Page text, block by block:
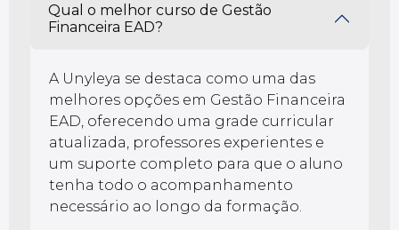
Qual o melhor curso de Gestão
Financeira EAD?
A Unyleya se destaca como uma das
melhores opções em Gestão Financeira
EAD, oferecendo uma grade curricular
atualizada, professores experientes e
um suporte completo para que o aluno
tenha todo o acompanhamento
necessário ao longo da formação.